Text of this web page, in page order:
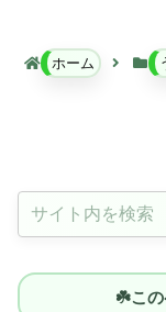
ホーム
☘️この